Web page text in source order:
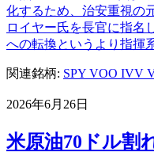
化するため、治安重視の
ロイヤー氏を長官に指名
への転換というより指揮
関連銘柄: SPY VOO IVV
2026年6月26日
米原油70ドル割